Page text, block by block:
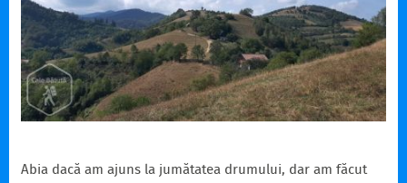
Abia dacă am ajuns la jumătatea drumului, dar am făcut